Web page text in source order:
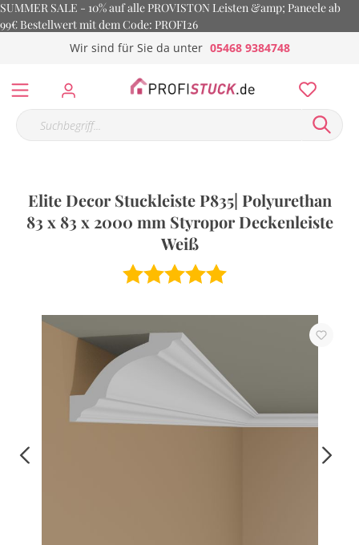
SUMMER SALE - 10% auf alle PROVISTON Leisten &amp; Paneele ab
99€ Bestellwert mit dem Code: PROFI26
Wir sind für Sie da unter 05468 9384748
Elite Decor Stuckleiste P835| Polyurethan
83 x 83 x 2000 mm Styropor Deckenleiste
Weiß